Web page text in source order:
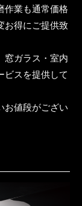
業も通常価格
お得にご提供致
ガラス・室内
ビスを提供して
お値段がござい